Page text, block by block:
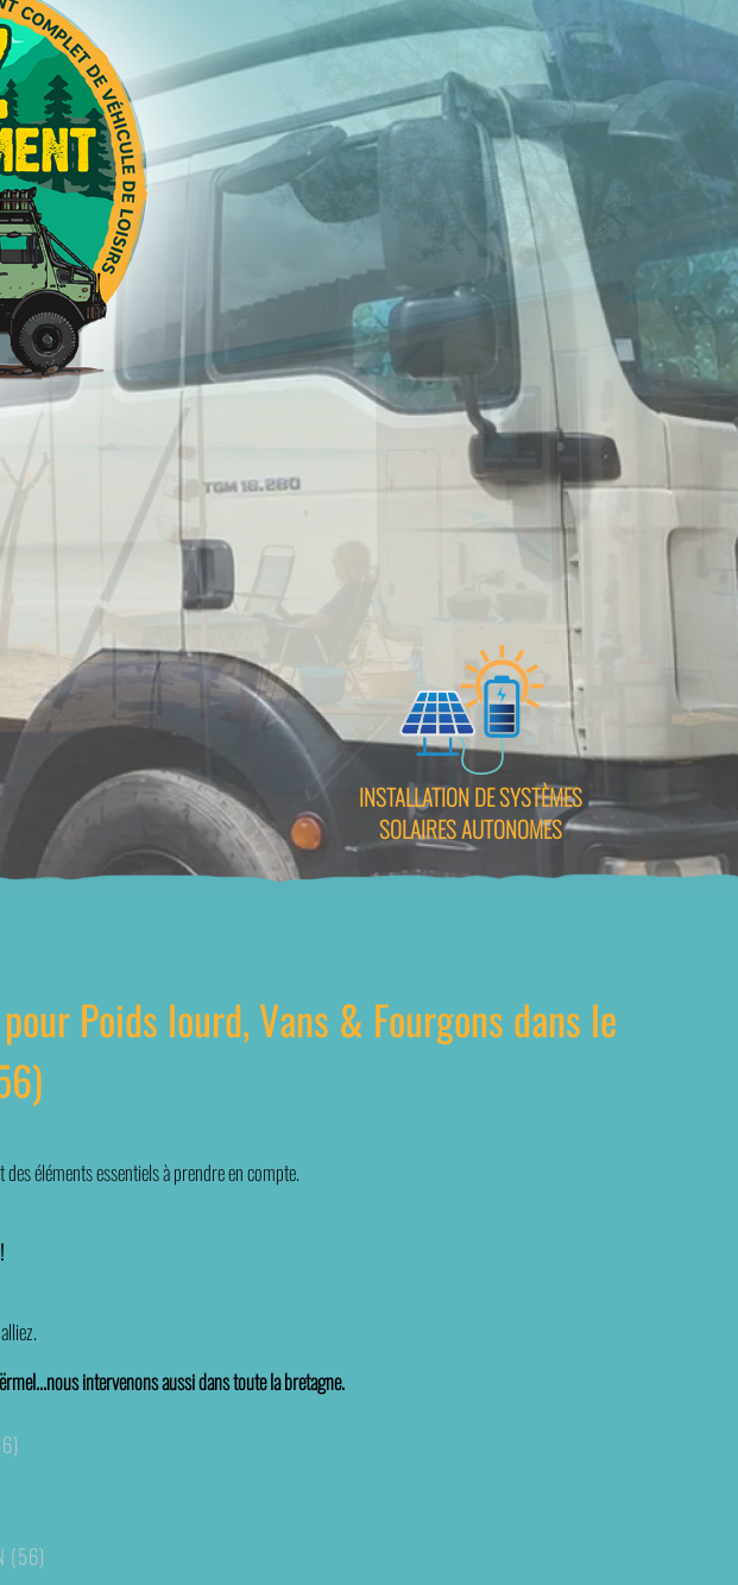
INSTALLATION DE SYSTÈMES
SOLAIRES AUTONOMES
Poids lourd, Vans & Fourgons dans le
des éléments essentiels à prendre en compte.
intervenons aussi dans toute la bretagne.
(56)